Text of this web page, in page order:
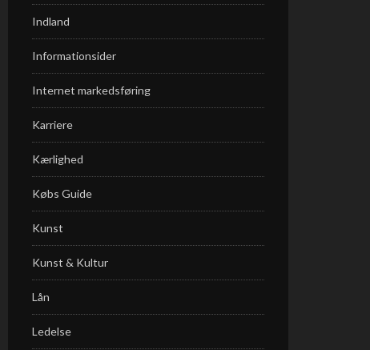
Indland
Informationsider
Internet markedsføring
Karriere
Kærlighed
Købs Guide
Kunst
Kunst & Kultur
Lån
Ledelse